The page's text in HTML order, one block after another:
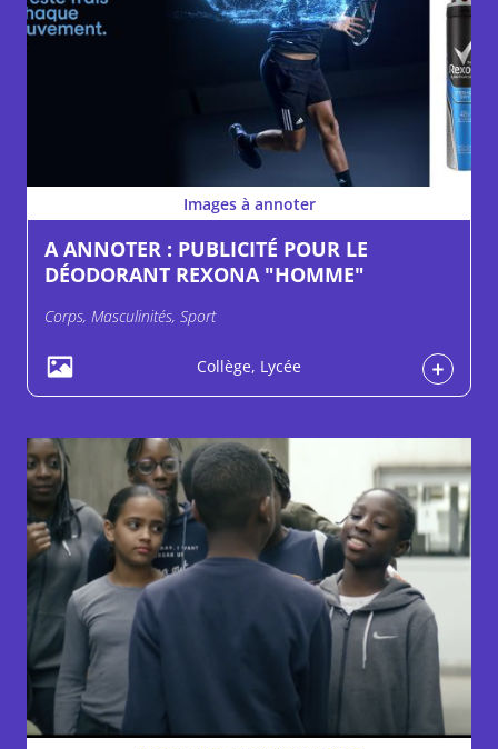
Images à annoter
A ANNOTER : PUBLICITÉ POUR LE
DÉODORANT REXONA "HOMME"
Corps, Masculinités, Sport
Collège, Lycée